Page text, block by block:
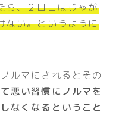
ら、２日日はじゃが
ない。というように
ルマにされるとその
悪い習慣にノルマを
なくなるということ